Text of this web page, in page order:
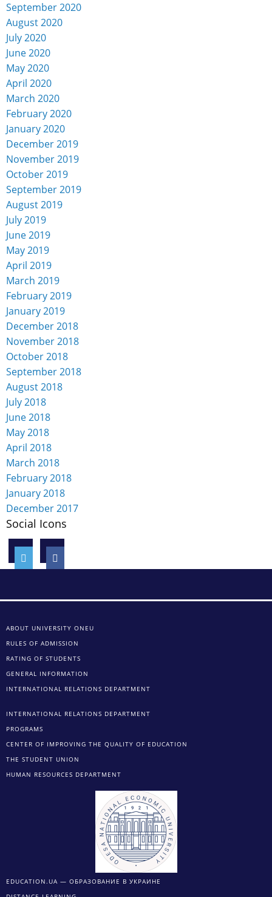
September 2020
August 2020
July 2020
June 2020
May 2020
April 2020
March 2020
February 2020
January 2020
December 2019
November 2019
October 2019
September 2019
August 2019
July 2019
June 2019
May 2019
April 2019
March 2019
February 2019
January 2019
December 2018
November 2018
October 2018
September 2018
August 2018
July 2018
June 2018
May 2018
April 2018
March 2018
February 2018
January 2018
December 2017
Social Icons
ABOUT UNIVERSITY ONEU
RULES OF ADMISSION
RATING OF STUDENTS
GENERAL INFORMATION
INTERNATIONAL RELATIONS DEPARTMENT
INTERNATIONAL RELATIONS DEPARTMENT
PROGRAMS
CENTER OF IMPROVING THE QUALITY OF EDUCATION
THE STUDENT UNION
HUMAN RESOURCES DEPARTMENT
EDUCATION.UA — ОБРАЗОВАНИЕ В УКРАИНЕ